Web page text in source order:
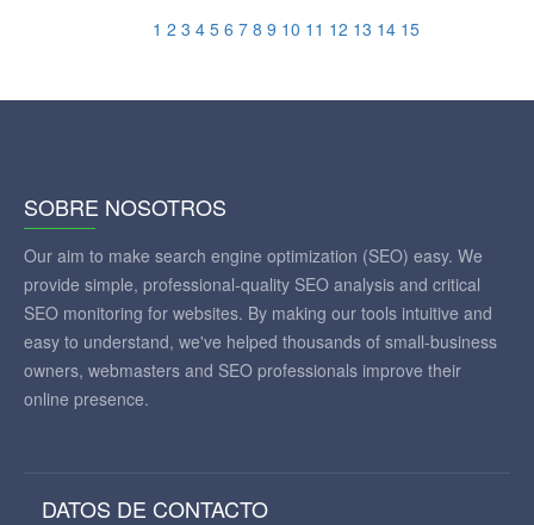
1 2 3 4 5 6 7 8 9 10 11 12 13 14 15
SOBRE NOSOTROS
Our aim to make search engine optimization (SEO) easy. We
provide simple, professional-quality SEO analysis and critical
SEO monitoring for websites. By making our tools intuitive and
easy to understand, we've helped thousands of small-business
owners, webmasters and SEO professionals improve their
online presence.
DATOS DE CONTACTO